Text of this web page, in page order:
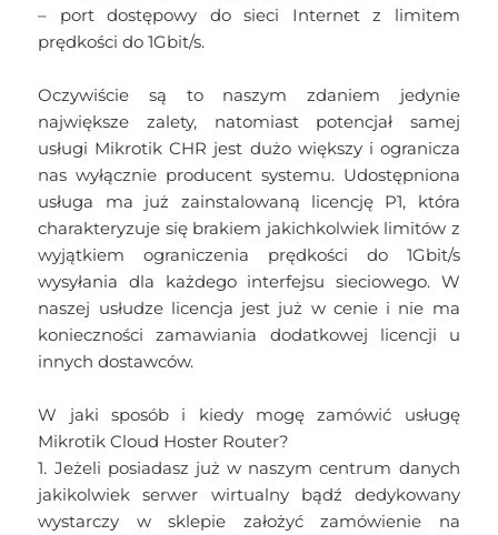
– port dostępowy do sieci Internet z limitem
prędkości do 1Gbit/s.
Oczywiście są to naszym zdaniem jedynie
największe zalety, natomiast potencjał samej
usługi Mikrotik CHR jest dużo większy i ogranicza
nas wyłącznie producent systemu. Udostępniona
usługa ma już zainstalowaną licencję P1, która
charakteryzuje się brakiem jakichkolwiek limitów z
wyjątkiem ograniczenia prędkości do 1Gbit/s
wysyłania dla każdego interfejsu sieciowego. W
naszej usłudze licencja jest już w cenie i nie ma
konieczności zamawiania dodatkowej licencji u
innych dostawców.
W jaki sposób i kiedy mogę zamówić usługę
Mikrotik Cloud Hoster Router?
1. Jeżeli posiadasz już w naszym centrum danych
jakikolwiek serwer wirtualny bądź dedykowany
wystarczy w sklepie założyć zamówienie na